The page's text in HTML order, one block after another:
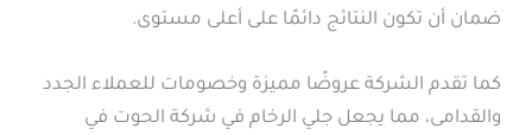
ضمان أن تكون النتائج دائمًا على أعلى مستوى.
كما تقدم الشركة عروضًا مميزة وخصومات للعملاء الجدد
والقدامى، مما يجعل جلي الرخام في شركة الحوت في